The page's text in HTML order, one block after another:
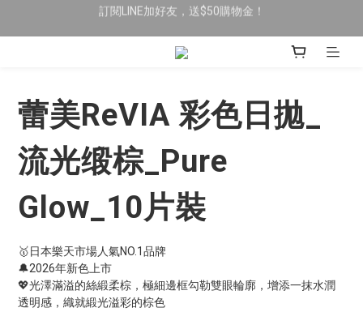
限時全館滿$699免運
限時全館滿$699免運
新加入會員送$200購物金，首次消費即可抵用
限時全館滿$699免運
蕾美ReVIA 彩色日拋_
流光缎棕_Pure
Glow_10片裝
🥇日本樂天市場人氣NO.1品牌
🔔2026年新色上市
💖光澤滿溢的絲緞柔棕，極細邊框勾勒雙眼輪廓，增添一抹水潤
透明感，織就緞光溢彩的棕色